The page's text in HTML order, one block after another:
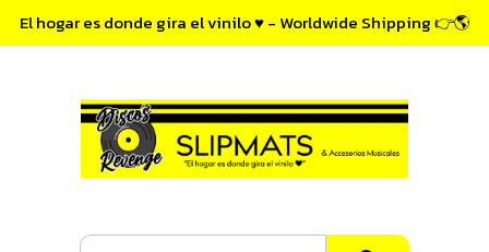
El hogar es donde gira el vinilo ♥ - Worldwide Shipping 👉🌎